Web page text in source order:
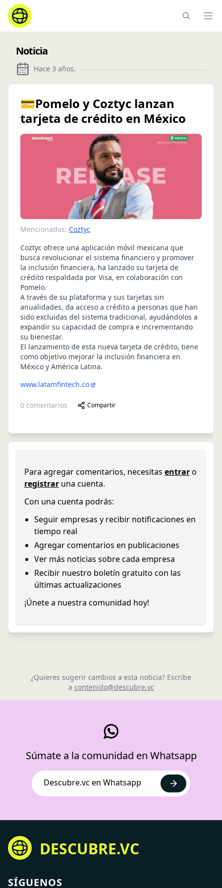
Noticia
Hace 3 años.
💳Pomelo y Coztyc lanzan
tarjeta de crédito en México
Mencionados: Coztyc
Coztyc ofrece una aplicación móvil mexicana que
busca revolucionar el sistema financiero y promover
la inclusión financiera, ha lanzado su tarjeta de
crédito respaldada por Visa, en colaboración con
Pomelo.
A través de su plataforma y sus tarjetas sin
anualidades, da acceso a crédito a personas que han
sido excluidas del sistema tradicional, ayudándolos a
expandir su capacidad de compra e incrementando
su bienestar.
El lanzamiento de esta nueva tarjeta de crédito, tiene
como objetivo mejorar la inclusión financiera en
México y América Latina.
www.latamfintech.co
0 comentarios Compartir
Para agregar comentarios, necesitas entraro
registrar una cuenta.
Con una cuenta podrás:
Seguir empresas y recibir notificaciones en
tiempo real
Agregar comentarios en publicaciones
Ver más noticias sobre cada empresa
Recibir nuestro boletín gratuito con las
últimas actualizaciones
¡Únete a nuestra comunidad hoy!
¿Quieres sugerir cambios a esta noticia? Escribe
a contenido@descubre.vc
Súmate a la comunidad en Whatsapp
Descubre.vc en Whatsapp
DESCUBRE.VC
SÍGUENOS